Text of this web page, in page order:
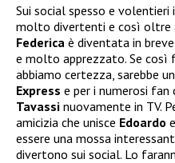
Sui social spesso e volentieri
molto divertenti e così oltre
Federica è diventata in
e molto apprezzato. Se così
abbiamo certezza, sarebbe
Express e per i numerosi fan
Tavassi nuovamente in TV.
amicizia che unisce Edoardo e
essere una mossa
divertono sui social. Lo